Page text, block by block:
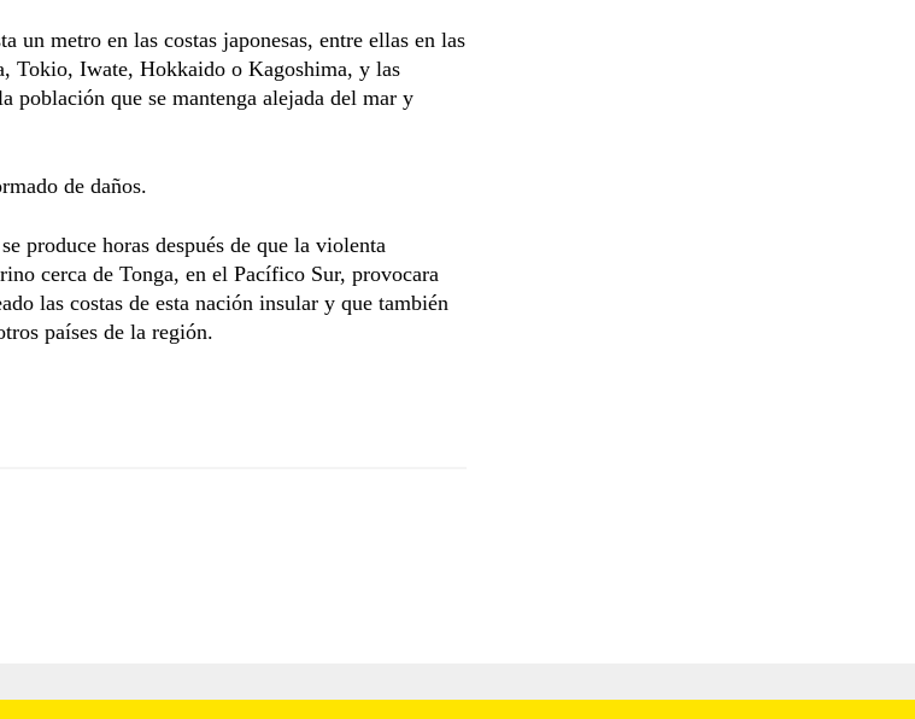
un metro en las costas japonesas, entre ellas en las
Tokio, Iwate, Hokkaido o Kagoshima, y las
población que se mantenga alejada del mar y
de daños.
produce horas después de que la violenta
cerca de Tonga, en el Pacífico Sur, provocara
las costas de esta nación insular y que también
países de la región.